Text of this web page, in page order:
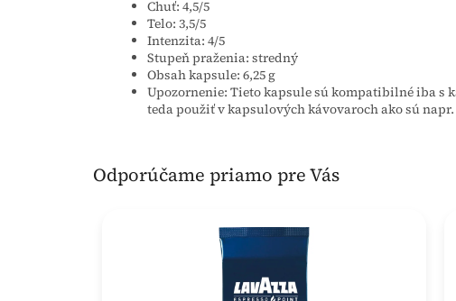
Chuť: 4,5/5
Telo: 3,5/5
Intenzita: 4/5
Stupeň praženia: stredný
Obsah kapsule: 6,25 g
Upozornenie: Tieto kapsule sú kompatibilné iba s
teda použiť v kapsulových kávovaroch ako sú
Odporúčame priamo pre Vás